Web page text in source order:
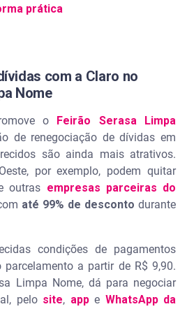
prática
com a Claro no
Nome
o
Feirão Serasa Limpa
de renegociação de dívidas em
são ainda mais atrativos.
por exemplo, podem quitar
outras empresas parceiras do
até 99% de desconto durante
condições de pagamentos
a partir de R$ 9,90.
Limpa Nome, dá para negociar
pelo site, appe WhatsApp da